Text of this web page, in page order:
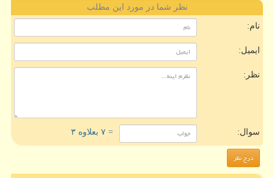
نظر شما در مورد این مطلب
نام:
ایمیل:
نظر:
سوال: = ۷ بعلاوه ۳